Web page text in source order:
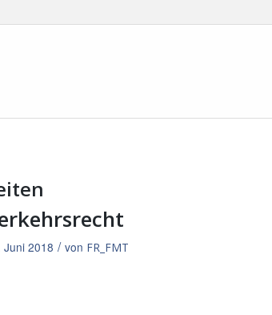
Juni 2018 / von FR_FMT